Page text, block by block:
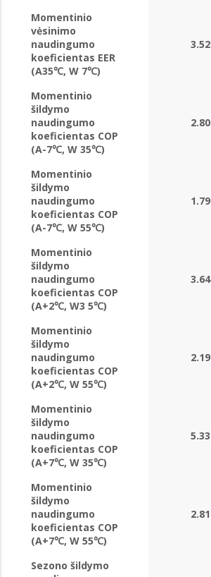
Momentinio
vėsinimo
naudingumo
koeficientas EER
(A35℃, W 7℃)
3.52
Momentinio
šildymo
naudingumo
koeficientas COP
(A-7℃, W 35℃)
2.80
Momentinio
šildymo
naudingumo
koeficientas COP
(A-7℃, W 55℃)
1.79
Momentinio
šildymo
naudingumo
koeficientas COP
(A+2℃, W3 5℃)
3.64
Momentinio
šildymo
naudingumo
koeficientas COP
(A+2℃, W 55℃)
2.19
Momentinio
šildymo
naudingumo
koeficientas COP
(A+7℃, W 35℃)
5.33
Momentinio
šildymo
naudingumo
koeficientas COP
(A+7℃, W 55℃)
2.81
Sezono šildymo